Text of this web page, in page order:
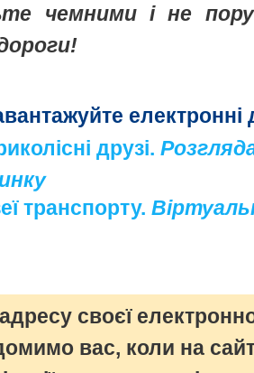
чемними і не
електронні
друзі.
транспорту.
своєї
вас, коли на